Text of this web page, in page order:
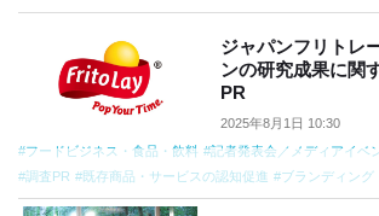
ジャパンフリト
ンの研究成果に関
PR
2025年8月1日 10:30
フードビジネス・食品・飲料
記者発表会／メディアイベ
調査PR
既存商品・サービスの認知促進
ブランディング
芸能人・スポーツ選手の起用
デジタルPR／マーケティン